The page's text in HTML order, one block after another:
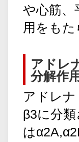
や心筋、
用をも
アドレ
分解作用
アドレ
β3に分
は